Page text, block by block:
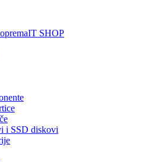
IT SHOP
i SSD diskovi